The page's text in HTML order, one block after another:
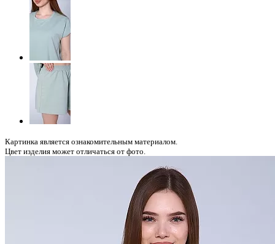
Картинка является ознакомительным материалом.
Цвет изделия может отличаться от фото.